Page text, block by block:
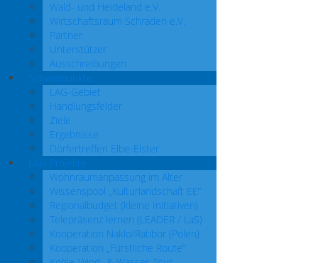
Wald- und Heideland e.V.
Wirtschaftsraum Schraden e.V.
Partner
Unterstützer
Ausschreibungen
Schwerpunkte
LAG-Gebiet
Handlungsfelder
Ziele
Ergebnisse
Dörfertreffen Elbe-Elster
LAG-Projekte
Wohnraumanpassung im Alter
Wissenspool „Kulturlandschaft EE“
Regionalbudget (kleine Initiativen)
Telepräsenz lernen (LEADER / LaS)
Kooperation Naklo/Ratibor (Polen)
Kooperation „Fürstliche Route“